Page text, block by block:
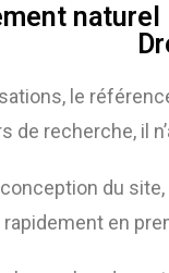
le
de recherche, il
conception du
rapidement en